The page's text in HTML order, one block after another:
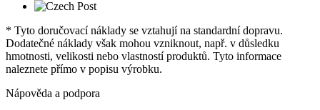
* Tyto doručovací náklady se vztahují na standardní dopravu.
Dodatečné náklady však mohou vzniknout, např. v důsledku
hmotnosti, velikosti nebo vlastností produktů. Tyto informace
naleznete přímo v popisu výrobku.
Nápověda a podpora